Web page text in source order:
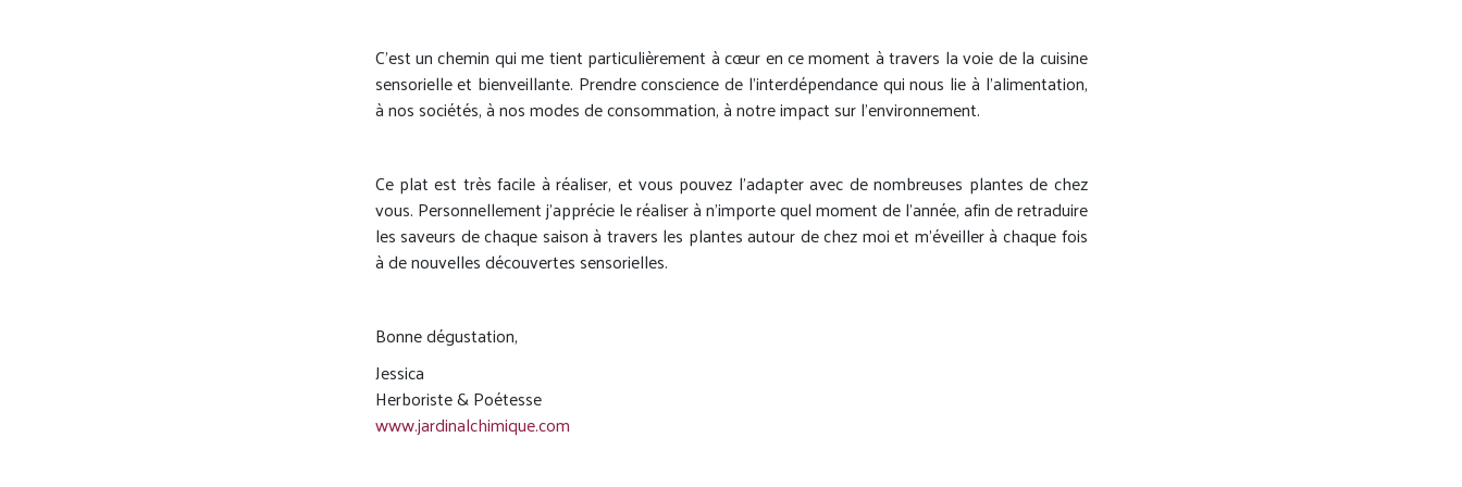
C’est un chemin qui me tient particulièrement à cœur en ce moment à travers la voie de la cuisine
sensorielle et bienveillante. Prendre conscience de l’interdépendance qui nous lie à l’alimentation,
à nos sociétés, à nos modes de consommation, à notre impact sur l’environnement.
Ce plat est très facile à réaliser, et vous pouvez l’adapter avec de nombreuses plantes de chez
vous. Personnellement j’apprécie le réaliser à n’importe quel moment de l’année, afin de retraduire
les saveurs de chaque saison à travers les plantes autour de chez moi et m’éveiller à chaque fois
à de nouvelles découvertes sensorielles.
Bonne dégustation,
Jessica
Herboriste & Poétesse
www.jardinalchimique.com